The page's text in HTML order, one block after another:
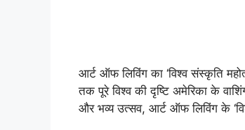
आर्ट ऑफ लिविंग का ‘विश्व संस्कृति
तक पूरे विश्व की दृष्टि अमेरिका के
और भव्य उत्सव, आर्ट ऑफ लिविंग के